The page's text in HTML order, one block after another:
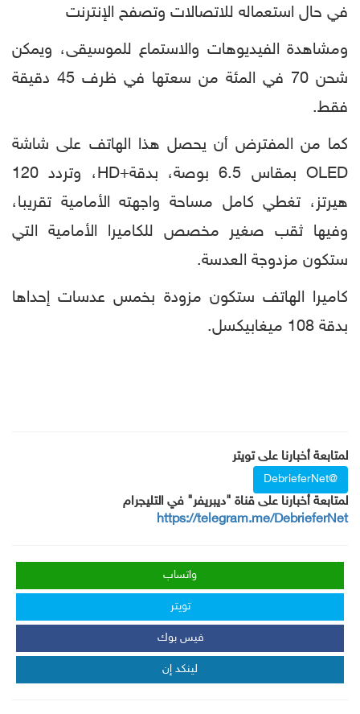
في حال استعماله للاتصالات وتصفح الإنترنت
ومشاهدة الفيديوهات والاستماع للموسيقى، ويمكن
شحن 70 في المئة من سعتها في ظرف 45 دقيقة
فقط.
كما من المفترض أن يحصل هذا الهاتف على شاشة
OLED بمقاس 6.5 بوصة، بدقة+HD، وتردد 120
هيرتز، تغطي كامل مساحة واجهته الأمامية تقريبا،
وفيها ثقب صغير مخصص للكاميرا الأمامية التي
ستكون مزدوجة العدسة.
كاميرا الهاتف ستكون مزودة بخمس عدسات إحداها
بدقة 108 ميغابيكسل.
لمتابعة أخبارنا على تويتر
@DebrieferNet
لمتابعة أخبارنا على قناة "ديبريفر" في التليجرام
https://telegram.me/DebrieferNet
واتساب
تويتر
فيس بوك
لينكد إن